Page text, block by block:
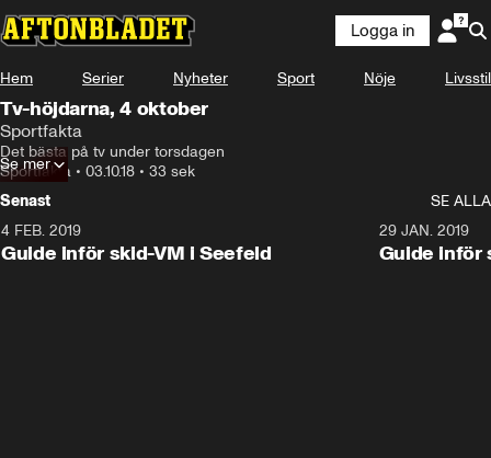
Logga in
Hem Serier Nyheter Sport Nöje Livsstil
Tv-höjdarna, 4 oktober
Sportfakta
Det bästa på tv under torsdagen
Sportfakta • 03.10.18 • 33 sek
Se mer
Senast
SE ALLA
4 FEB. 2019
Guide inför skid-VM i Seefeld
29 JAN. 2019
Guide inför